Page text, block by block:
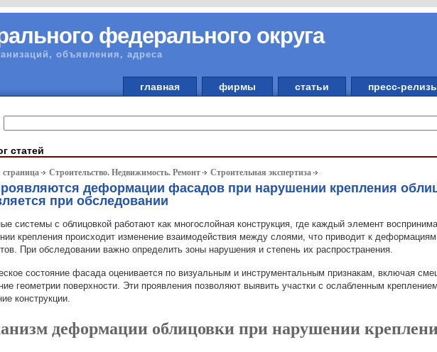
федерального округа
объявления, адреса
главная фирмы статьи пресс-
статей
страница Строительство. Недвижимость. Ремонт Строительная экспертиза
деформации фасадов при нарушении крепления
при обследовании
системы с облицовкой работают как многослойная конструкция, где каждый элемент
крепления происходит изменение взаимодействия между слоями, что приводит к
При обследовании важно определить зоны нарушения и степень их распространения.
состояние фасада оценивается по визуальным и инструментальным признакам, включая
геометрии поверхности. Эти проявления позволяют выявить участки с ослабленным
конструкции.
деформации облицовки при нарушении